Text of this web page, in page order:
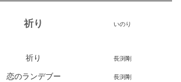
祈り いのり
祈り 長渕剛
恋のランデブー 長渕剛